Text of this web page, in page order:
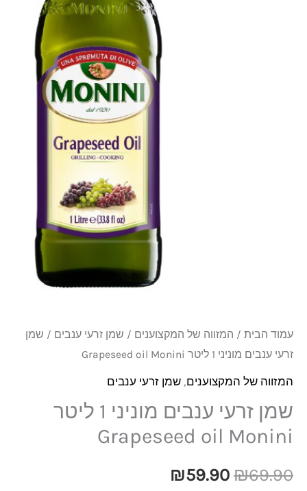
עמוד הבית / המזווה של המקצוענים / שמן זרעי ענבים / שמן
זרעי ענבים מוניני 1 ליטר Grapeseed oil Monini
המזווה של המקצוענים, שמן זרעי ענבים
שמן זרעי ענבים מוניני 1 ליטר
Grapeseed oil Monini
₪69.90
₪59.90
₪59.90.